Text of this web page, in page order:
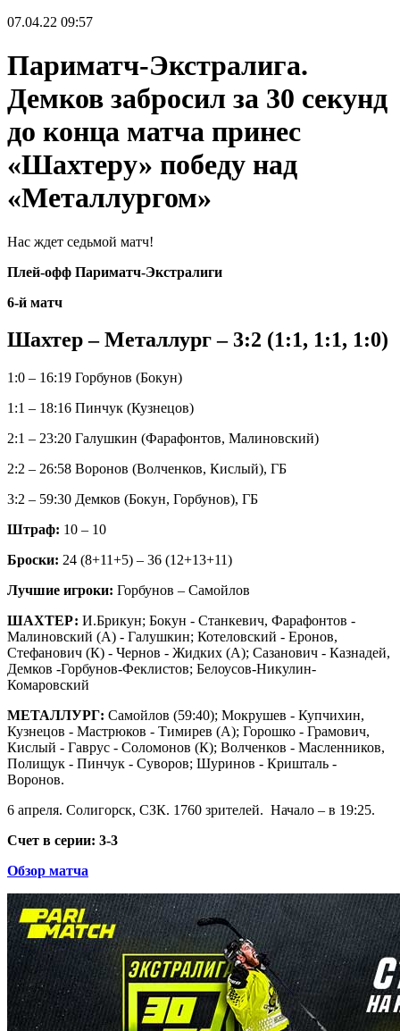
07.04.22 09:57
Париматч-Экстралига.
Демков забросил за 30 секунд
до конца матча принес
«Шахтеру» победу над
«Металлургом»
Нас ждет седьмой матч!
Плей-офф Париматч-Экстралиги
6-й матч
Шахтер – Металлург – 3:2 (1:1, 1:1, 1:0)
1:0 – 16:19 Горбунов (Бокун)
1:1 – 18:16 Пинчук (Кузнецов)
2:1 – 23:20 Галушкин (Фарафонтов, Малиновский)
2:2 – 26:58 Воронов (Волченков, Кислый), ГБ
3:2 – 59:30 Демков (Бокун, Горбунов), ГБ
Штраф: 10 – 10
Броски: 24 (8+11+5) – 36 (12+13+11)
Лучшие игроки: Горбунов – Самойлов
ШАХТЕР: И.Брикун; Бокун - Станкевич, Фарафонтов -
Малиновский (А) - Галушкин; Котеловский - Еронов,
Стефанович (К) - Чернов - Жидких (А); Сазанович - Казнадей,
Демков -Горбунов-Феклистов; Белоусов-Никулин-
Комаровский
МЕТАЛЛУРГ: Самойлов (59:40); Мокрушев - Купчихин,
Кузнецов - Мастрюков - Тимирев (А); Горошко - Грамович,
Кислый - Гаврус - Соломонов (К); Волченков - Масленников,
Полищук - Пинчук - Суворов; Шуринов - Кришталь -
Воронов.
6 апреля. Солигорск, СЗК. 1760 зрителей. Начало – в 19:25.
Счет в серии: 3-3
Обзор матча